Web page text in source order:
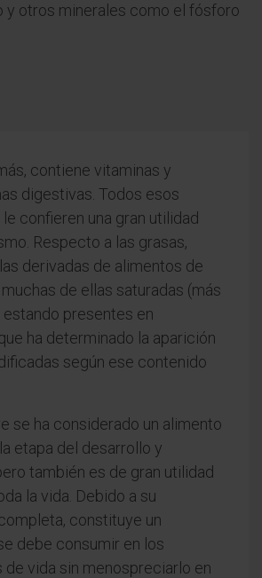
y otros minerales como el fósforo
contiene vitaminas y
digestivas. Todos esos
confieren una gran utilidad
Respecto a las grasas,
derivadas de alimentos de
de ellas saturadas (más
presentes en
ha determinado la aparición
según ese contenido
se ha considerado un alimento
etapa del desarrollo y
también es de gran utilidad
la vida. Debido a su
constituye un
debe consumir en los
de vida sin menospreciarlo en